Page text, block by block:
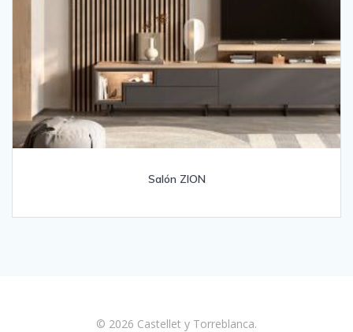
Salón ZION
© 2026 Castellet y Torreblanca.